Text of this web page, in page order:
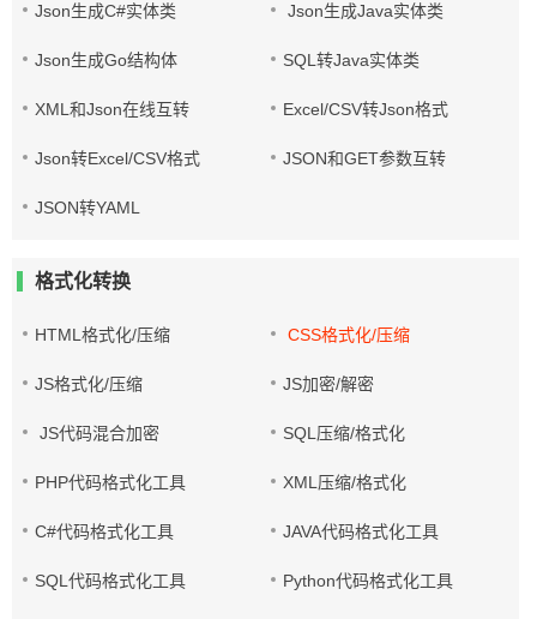
Json生成C#实体类 Json生成Java实体类
Json生成Go结构体 SQL转Java实体类
XML和Json在线互转 Excel/CSV转Json格式
Json转Excel/CSV格式 JSON和GET参数互转
JSON转YAML
格式化转换
HTML格式化/压缩 CSS格式化/压缩
JS格式化/压缩 JS加密/解密
JS代码混合加密 SQL压缩/格式化
PHP代码格式化工具 XML压缩/格式化
C#代码格式化工具 JAVA代码格式化工具
SQL代码格式化工具 Python代码格式化工具